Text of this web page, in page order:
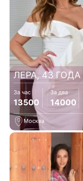
ЛЕРА, 43 ГОДА
За час
13500
За два
14000
Москва